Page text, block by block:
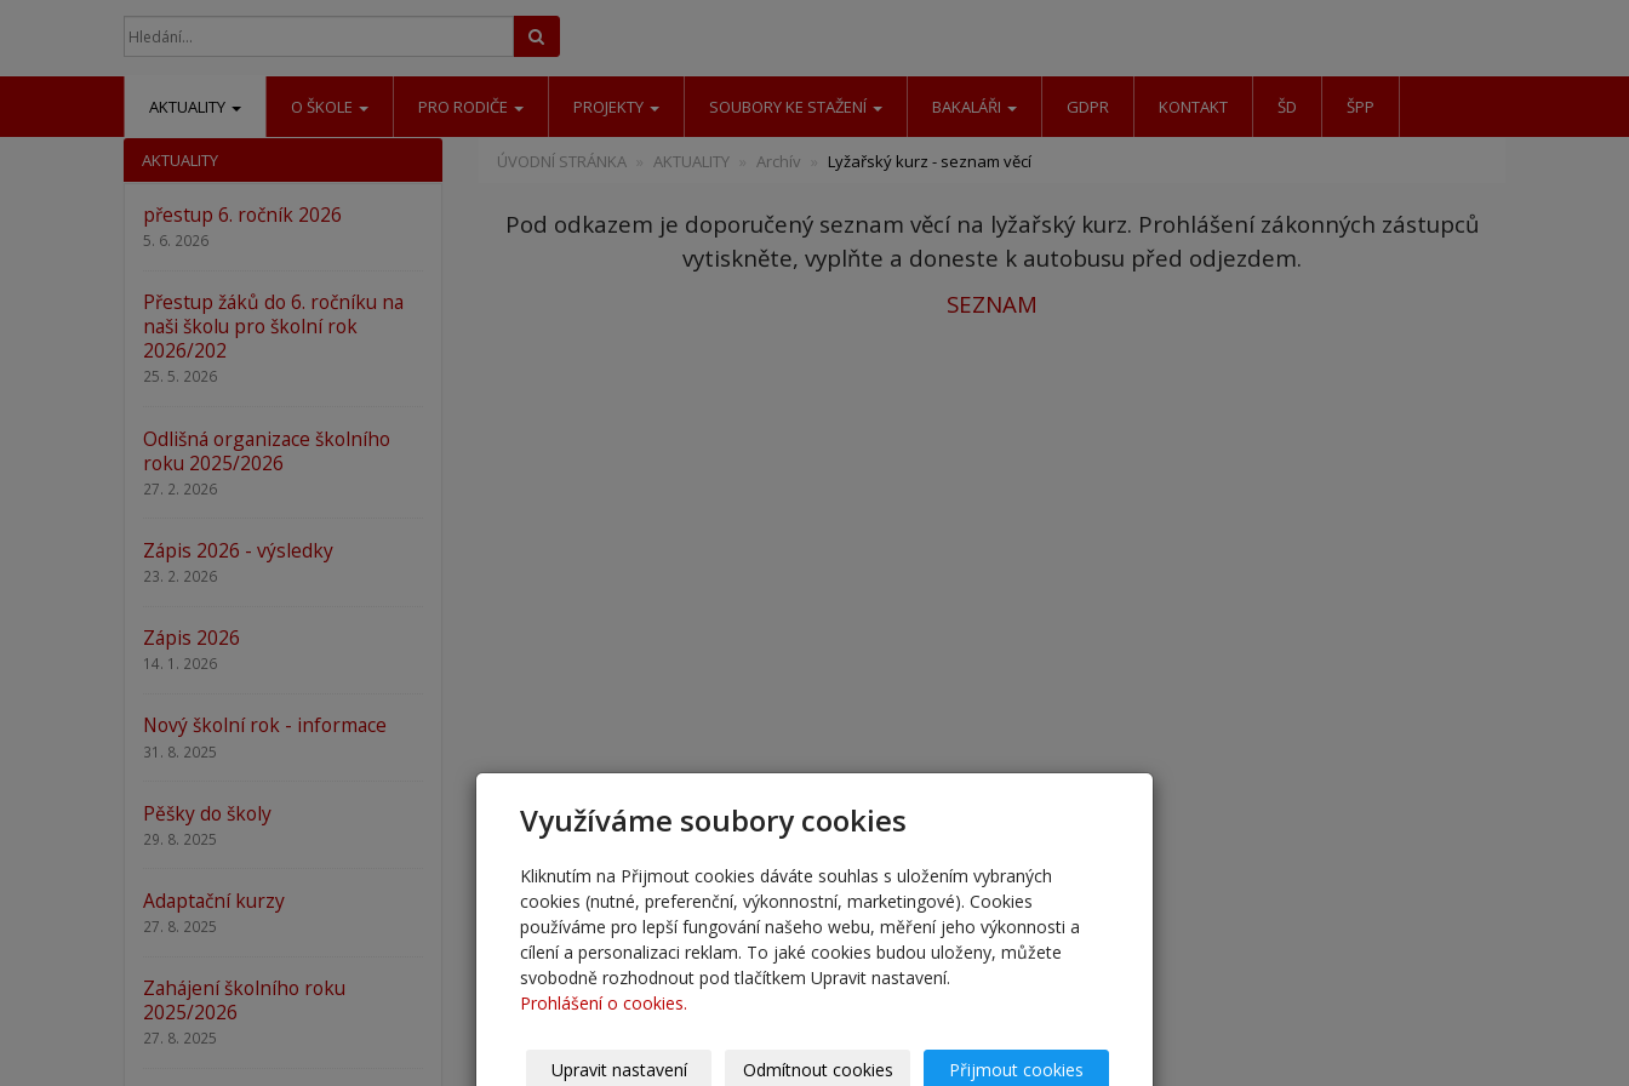
AKTUALITY O ŠKOLE PRO RODIČE PROJEKTY SOUBORY KE STAŽENÍ BAKALÁŘI GDPR KONTAKT ŠD ŠPP
ÚVODNÍ STRÁNKA AKTUALITY Archív Lyžařský kurz - seznam věcí
Pod odkazem je doporučený seznam věcí na lyžařský kurz. Prohlášení zákonných zástupců
vytiskněte, vyplňte a doneste k autobusu před odjezdem.
SEZNAM
AKTUALITY
přestup 6. ročník 2026
5. 6. 2026
Přestup žáků do 6. ročníku na
naši školu pro školní rok
2026/202
25. 5. 2026
Odlišná organizace školního
roku 2025/2026
27. 2. 2026
Zápis 2026 - výsledky
23. 2. 2026
Zápis 2026
14. 1. 2026
Nový školní rok - informace
31. 8. 2025
Pěšky do školy
29. 8. 2025
Adaptační kurzy
27. 8. 2025
Zahájení školního roku
2025/2026
27. 8. 2025
Využíváme soubory cookies
Kliknutím na Přijmout cookies dáváte souhlas s uložením vybraných
cookies (nutné, preferenční, výkonnostní, marketingové). Cookies
používáme pro lepší fungování našeho webu, měření jeho výkonnosti a
cílení a personalizaci reklam. To jaké cookies budou uloženy, můžete
svobodně rozhodnout pod tlačítkem Upravit nastavení.
Prohlášení o cookies.
Upravit nastavení Odmítnout cookies Přijmout cookies